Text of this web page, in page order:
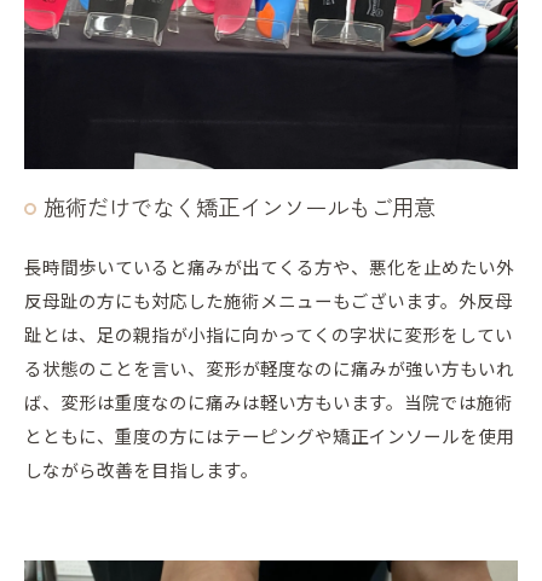
施術だけでなく矯正インソールもご用意
長時間歩いていると痛みが出てくる方や、悪化を止めたい外
反母趾の方にも対応した施術メニューもございます。外反母
趾とは、足の親指が小指に向かってくの字状に変形をしてい
る状態のことを言い、変形が軽度なのに痛みが強い方もいれ
ば、変形は重度なのに痛みは軽い方もいます。当院では施術
とともに、重度の方にはテーピングや矯正インソールを使用
しながら改善を目指します。